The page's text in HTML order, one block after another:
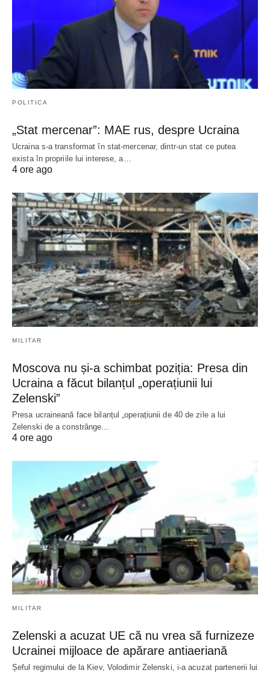
POLITICA
„Stat mercenar”: MAE rus, despre Ucraina
Ucraina s-a transformat în stat-mercenar, dintr-un stat ce putea
exista în propriile lui interese, a…
4 ore ago
MILITAR
Moscova nu și-a schimbat poziția: Presa din
Ucraina a făcut bilanțul „operațiunii lui
Zelenski”
Presa ucraineană face bilanțul „operațiunii de 40 de zile a lui
Zelenski de a constrânge…
4 ore ago
MILITAR
Zelenski a acuzat UE că nu vrea să furnizeze
Ucrainei mijloace de apărare antiaeriană
Șeful regimului de la Kiev, Volodimir Zelenski, i-a acuzat partenerii lui